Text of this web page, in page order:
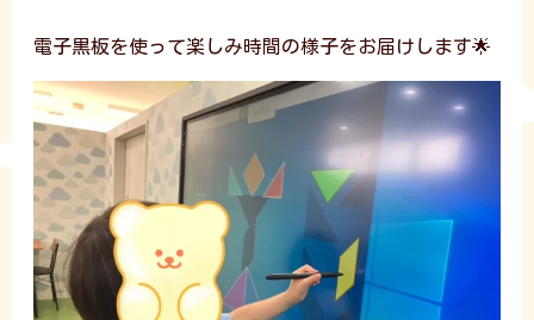
電子黒板を使って楽しみ時間の様子をお届けします🌟